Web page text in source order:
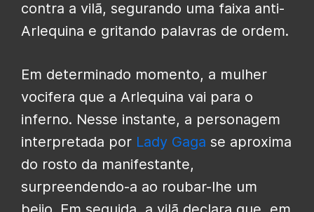
contra a vilã, segurando uma faixa anti-
Arlequina e gritando palavras de ordem.
Em determinado momento, a mulher
vocifera que a Arlequina vai para o
inferno. Nesse instante, a personagem
interpretada por Lady Gaga se aproxima
do rosto da manifestante,
surpreendendo-a ao roubar-lhe um